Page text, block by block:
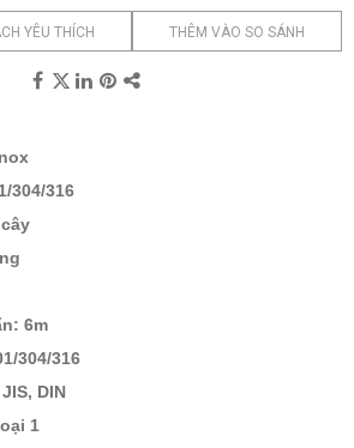
YÊU THÍCH THÊM VÀO SO SÁNH
304/316
6m
304/316
DIN
1